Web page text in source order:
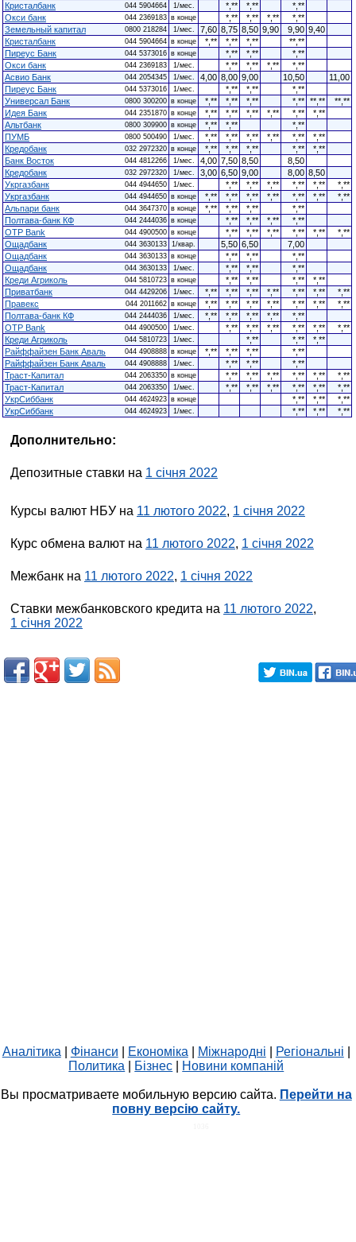
Кристалбанк
044 5904664 1/мес. *,** *,**
*,**
Окси банк
044 2369183 в конце *,** *,** *,**
*,**
Земельный капитал
0800 218284 1/мес. 7,60 8,75 8,50 9,90 9,90 9,40
Кристалбанк
044 5904664 в конце *,** *,** *,**
**,**
Пиреус Банк
044 5373016 в конце *,** *,**
*,**
Окси банк
044 2369183 1/мес. *,** *,** *,**
*,**
Асвио Банк
044 2054345 1/мес. 4,00 8,00 9,00 10,50
11,00
Пиреус Банк
044 5373016 1/мес. *,** *,**
*,**
Универсал Банк
0800 300200 в конце *,** *,** *,** *,** **,**
**,**
Идея Банк
044 2351870 в конце *,** *,** *,** *,** *,**
*,**
Альтбанк
0800 309900 в конце *,** *,**
*,**
ПУМБ
0800 500490 1/мес. *,** *,** *,** *,** *,**
*,**
Кредобанк
032 2972320 в конце *,** *,** *,** *,**
*,**
Банк Восток
044 4812266 1/мес. 4,00 7,50 8,50
8,50
Кредобанк
032 2972320 1/мес. 3,00 6,50 9,00 8,00 8,50
Укргазбанк
044 4944650 1/мес. *,** *,** *,** *,** *,**
*,**
Укргазбанк
044 4944650 в конце *,** *,** *,** *,** *,** *,**
*,**
Альпари банк
044 3647370 в конце *,** *,** *,**
*,**
Полтава-банк КФ
044 2444036 в конце *,** *,** *,**
*,**
OTP Bank
044 4900500 в конце *,** *,** *,** *,** *,**
*,**
Ощадбанк
044 3630133 1/квар. 5,50 6,50
7,00
Ощадбанк
044 3630133 в конце *,** *,**
*,**
Ощадбанк
044 3630133 1/мес. *,** *,**
*,**
Креди Агриколь
044 5810723 в конце *,** *,** *,**
*,**
Приватбанк
044 4429206 1/мес. *,** *,** *,** *,** *,** *,**
*,**
Правекс
044 2011662 в конце *,** *,** *,** *,** *,** *,**
*,**
Полтава-банк КФ
044 2444036 1/мес. *,** *,** *,** *,**
*,**
OTP Bank
044 4900500 1/мес. *,** *,** *,** *,** *,**
*,**
Креди Агриколь
044 5810723 1/мес. *,** *,**
*,**
Райффайзен Банк Аваль
044 4908888 в конце *,** *,** *,**
*,**
Райффайзен Банк Аваль
044 4908888 1/мес. *,** *,**
*,**
Траст-Капитал
044 2063350 в конце *,** *,** *,** *,** *,**
*,**
Траст-Капитал
044 2063350 1/мес. *,** *,** *,** *,** *,**
*,**
УкрСиббанк
044 4624923 в конце *,** *,**
*,**
УкрСиббанк
044 4624923 1/мес. *,** *,** *,**
Дополнительно:
Депозитные ставки на 1 січня 2022
Курсы валют НБУ на 11 лютого 2022, 1 січня 2022
Курс обмена валют на 11 лютого 2022, 1 січня 2022
Межбанк на 11 лютого 2022, 1 січня 2022
Ставки межбанковского кредита на 11 лютого 2022,
1 січня 2022
Аналітика Фінанси Економіка Міжнародні Регіональні
Политика
Бізнес Новини компаній
Вы просматриваете мобильную версию сайта. Перейти на
повну версію сайту.